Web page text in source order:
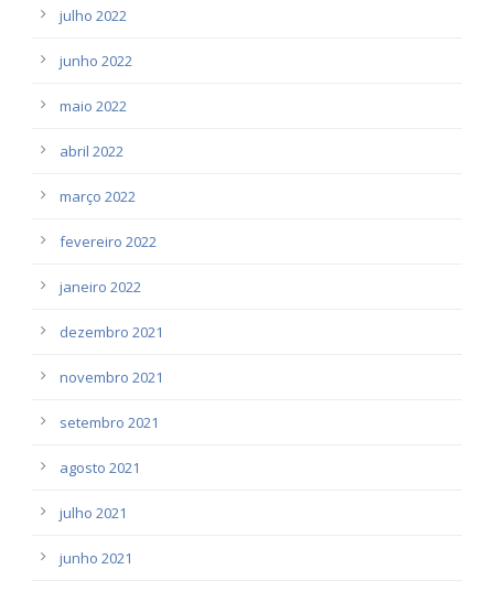
julho 2022
junho 2022
maio 2022
abril 2022
março 2022
fevereiro 2022
janeiro 2022
dezembro 2021
novembro 2021
setembro 2021
agosto 2021
julho 2021
junho 2021